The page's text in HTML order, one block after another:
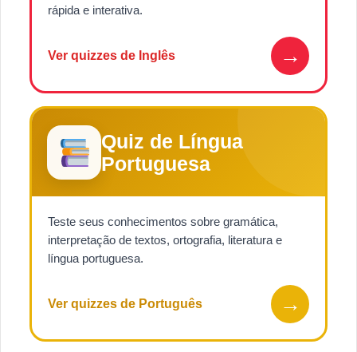
rápida e interativa.
Ver quizzes de Inglês →
Quiz de Língua
Portuguesa
Teste seus conhecimentos sobre gramática,
interpretação de textos, ortografia, literatura e
língua portuguesa.
Ver quizzes de Português →